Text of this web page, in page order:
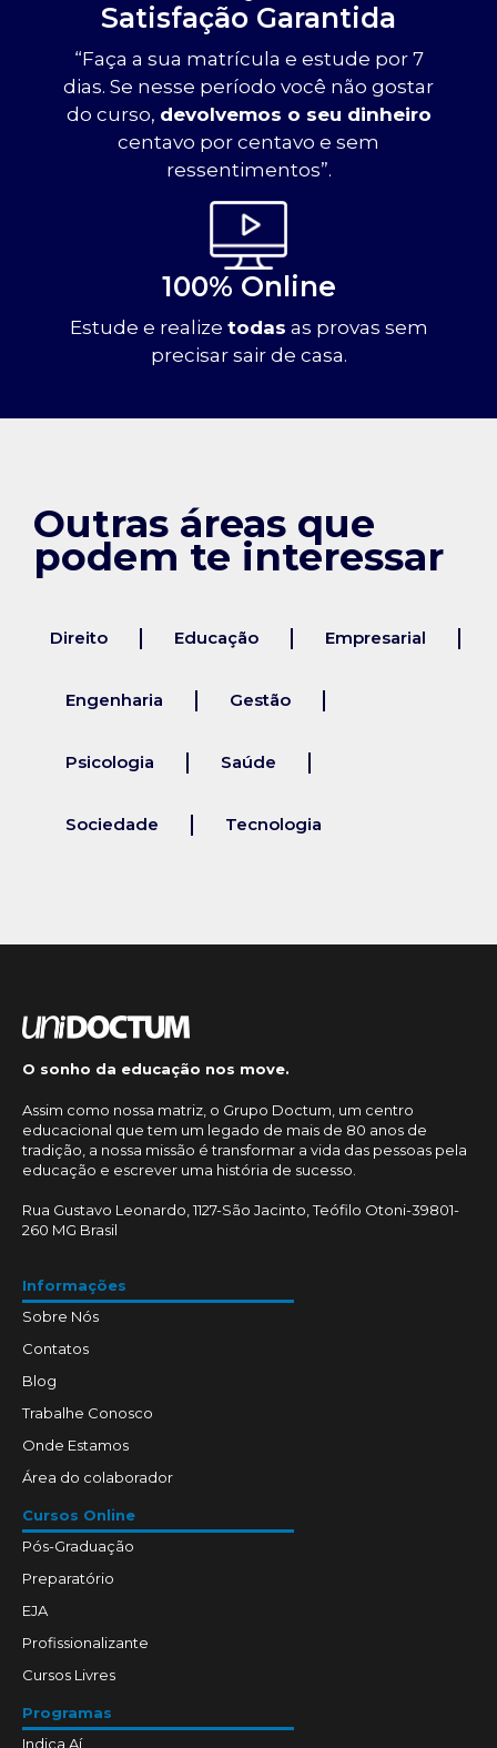
Satisfação Garantida
“Faça a sua matrícula e estude por 7
dias. Se nesse período você não gostar
do curso, devolvemos o seu dinheiro
centavo por centavo e sem
ressentimentos”.
100% Online
Estude e realize todas as provas sem
precisar sair de casa.
Outras áreas que
podem te interessar
Direito Educação Empresarial
Engenharia Gestão
Psicologia Saúde
Sociedade Tecnologia
O sonho da educação nos move.
Assim como nossa matriz, o Grupo Doctum, um centro
educacional que tem um legado de mais de 80 anos de
tradição, a nossa missão é transformar a vida das pessoas pela
educação e escrever uma história de sucesso.
Rua Gustavo Leonardo, 1127-São Jacinto, Teófilo Otoni-39801-
260 MG Brasil
Informações
Sobre Nós
Contatos
Blog
Trabalhe Conosco
Onde Estamos
Área do colaborador
Cursos Online
Pós-Graduação
Preparatório
EJA
Profissionalizante
Cursos Livres
Programas
Indica Aí